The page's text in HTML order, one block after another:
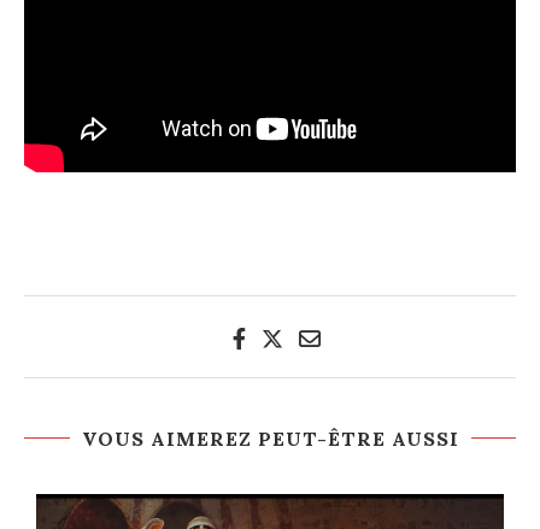
VOUS AIMEREZ PEUT-ÊTRE AUSSI